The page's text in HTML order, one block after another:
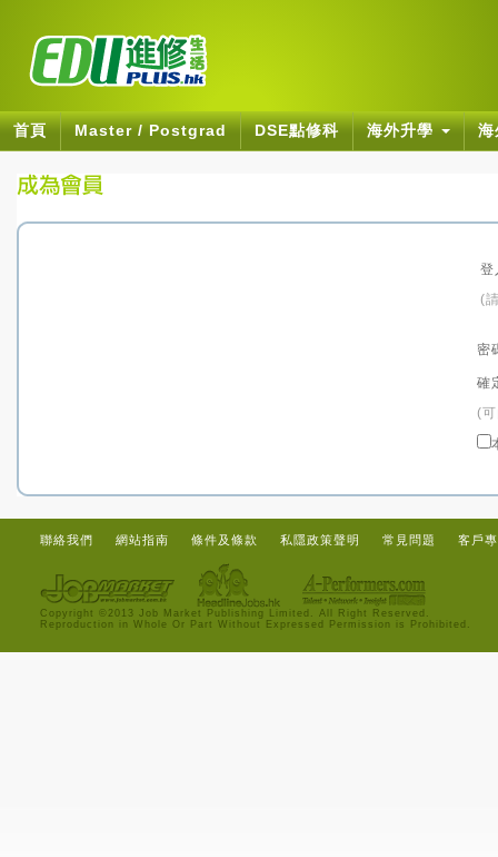
首頁 Master / Postgrad DSE點修科 海外升學
登
(
密
確
(
聯絡我們 網站指南 條件及條款 私隱政策聲明 常見問題 客戶
Copyright ©2013 Job Market Publishing Limited. All Right Reserved.
Reproduction in Whole Or Part Without Expressed Permission is Prohibited.